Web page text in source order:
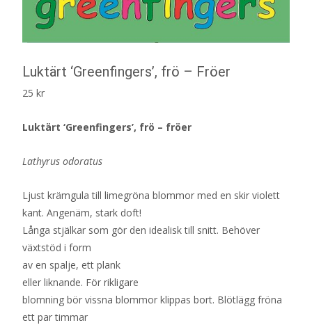
Luktärt ‘Greenfingers’, frö – Fröer
25 kr
Luktärt ‘Greenfingers’, frö – fröer
Lathyrus odoratus
Ljust krämgula till limegröna blommor med en skir violett
kant. Angenäm, stark doft!
Långa stjälkar som gör den idealisk till snitt. Behöver
växtstöd i form
av en spalje, ett plank
eller liknande. För rikligare
blomning bör vissna blommor klippas bort. Blötlägg fröna
ett par timmar